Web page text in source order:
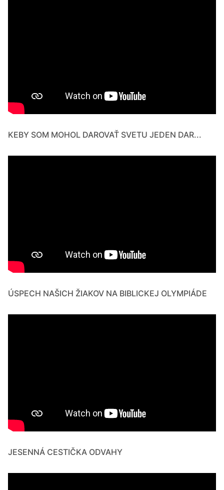
KEBY SOM MOHOL DAROVAŤ SVETU JEDEN DAR...
ÚSPECH NAŠICH ŽIAKOV NA BIBLICKEJ OLYMPIÁDE
JESENNÁ CESTIČKA ODVAHY